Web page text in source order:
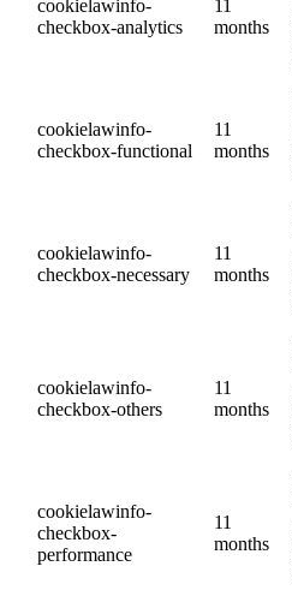
cookielawinfo-
checkbox-analytics
11
months
cookielawinfo-
checkbox-functional
11
months
cookielawinfo-
checkbox-necessary
11
months
cookielawinfo-
checkbox-others
11
months
cookielawinfo-
checkbox-
performance
11
months